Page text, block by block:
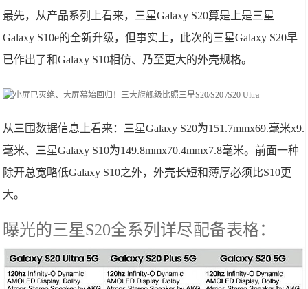
最先，从产品系列上看来，三星Galaxy S20算是上是三星
Galaxy S10e的全新升级，但事实上，此次的三星Galaxy S20早
已作出了和Galaxy S10相仿、乃至更大的外壳规格。
从三围数据信息上看来：三星Galaxy S20为151.7mmx69.毫米x9.
毫米、三星Galaxy S10为149.8mmx70.4mmx7.8毫米。前面一种
除开总宽略低Galaxy S10之外，外壳长短和薄厚必须比S10更
大。
曝光的三星S20全系列详尽配备表格：